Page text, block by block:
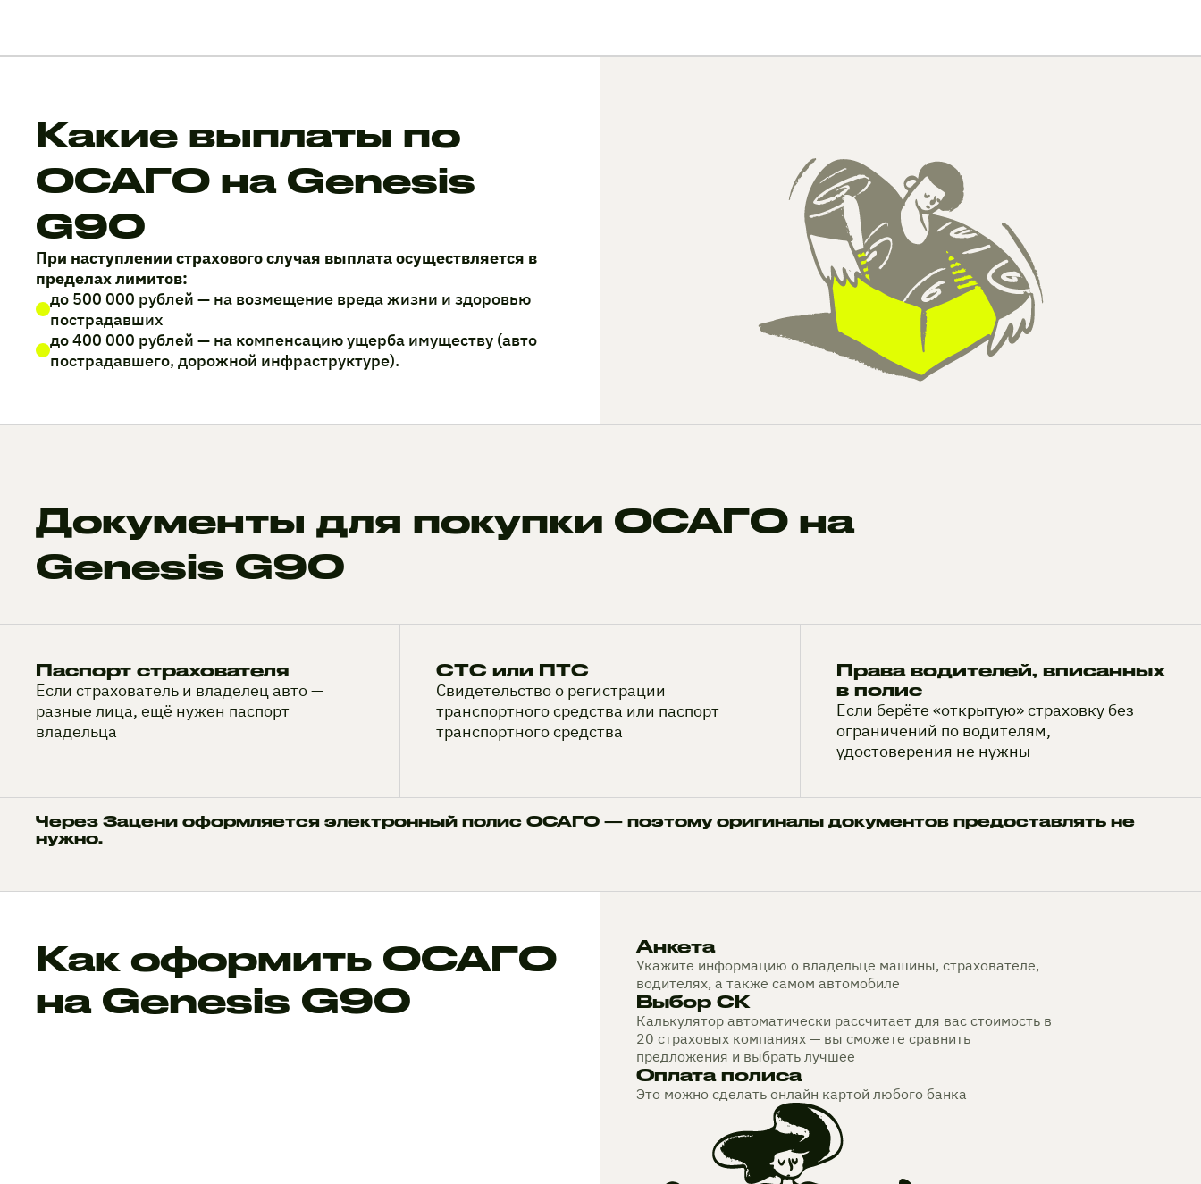
Какие выплаты по
ОСАГО на Genesis
G90
При наступлении страхового случая выплата осуществляется в
пределах лимитов:
до 500 000 рублей — на возмещение вреда жизни и здоровью
пострадавших
до 400 000 рублей — на компенсацию ущерба имуществу (авто
пострадавшего, дорожной инфраструктуре).
Документы для покупки ОСАГО на
Genesis G90
Паспорт страхователя
Если страхователь и владелец авто —
разные лица, ещё нужен паспорт
владельца
СТС или ПТС
Свидетельство о регистрации
транспортного средства или паспорт
транспортного средства
Права водителей, вписанных
в полис
Если берёте «открытую» страховку без
ограничений по водителям,
удостоверения не нужны
Через Зацени оформляется электронный полис ОСАГО — поэтому оригиналы документов предоставлять не
нужно.
Как оформить ОСАГО
на Genesis G90
Анкета
Укажите информацию о владельце машины, страхователе,
водителях, а также самом автомобиле
Выбор СК
Калькулятор автоматически рассчитает для вас стоимость в
20 страховых компаниях — вы сможете сравнить
предложения и выбрать лучшее
Оплата полиса
Это можно сделать онлайн картой любого банка